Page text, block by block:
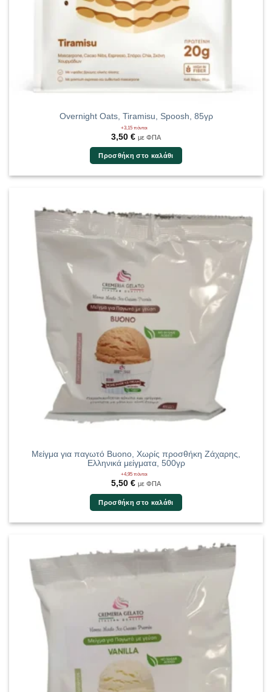
Overnight Oats, Tiramisu, Spoosh, 85γρ
+3,15 πόντοι
3,50 € με ΦΠΑ
Προσθήκη στο καλάθι
Μείγμα για παγωτό Buono, Χωρίς προσθήκη Ζάχαρης,
Ελληνικά μείγματα, 500γρ
+4,95 πόντοι
5,50 € με ΦΠΑ
Προσθήκη στο καλάθι